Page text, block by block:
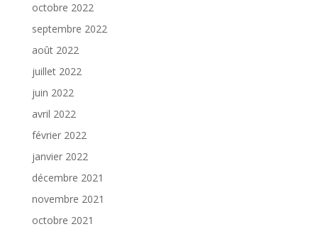
octobre 2022
septembre 2022
août 2022
juillet 2022
juin 2022
avril 2022
février 2022
janvier 2022
décembre 2021
novembre 2021
octobre 2021